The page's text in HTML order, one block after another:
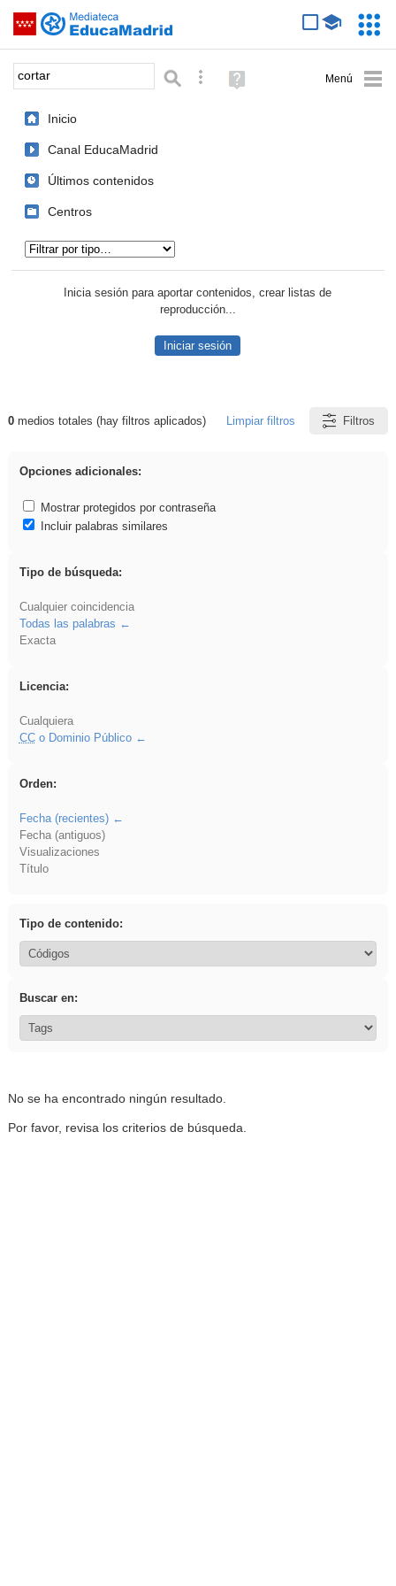
Saltar navegación
Palabra o frase: Búsqueda avanzada
Ayuda
(en
Inicio
Canal EducaMadrid
Últimos contenidos
Centros
Inicia sesión para aportar contenidos, crear listas de
reproducción...
Iniciar sesión
Resultados de: cortar
0medios totales (hay filtros aplicados) Limpiar filtros Filtros
Opciones adicionales:
Mostrar protegidos por contraseña
Incluir palabras similares
Tipo de búsqueda:
Cualquier coincidencia
Todas las palabras
Exacta
Licencia:
Cualquiera
CCo Dominio Público
Orden:
Fecha (recientes)
Fecha (antiguos)
Visualizaciones
Título
Tipo de contenido:
Buscar en:
No se ha encontrado ningún resultado.
Por favor, revisa los criterios de búsqueda.